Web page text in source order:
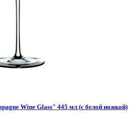
Wine Glass" 445 мл (с белой ножкой)